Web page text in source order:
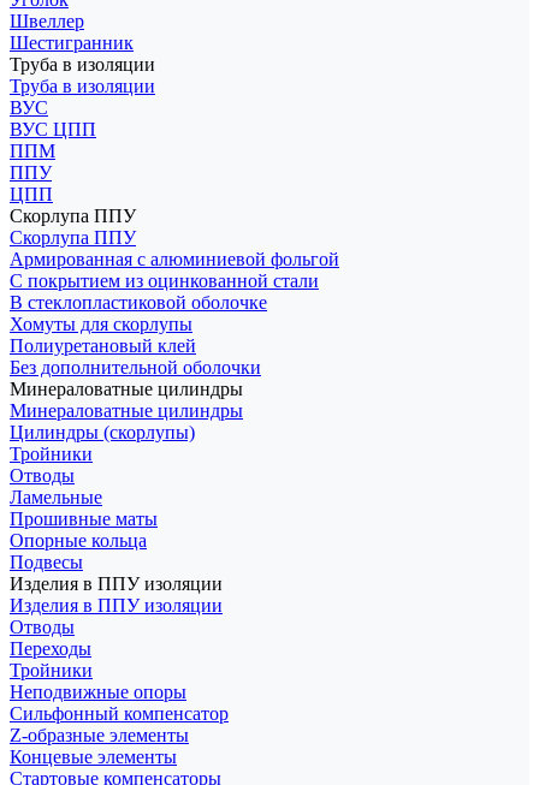
Швеллер
Шестигранник
Труба в изоляции
Труба в изоляции
ВУС
ВУС ЦПП
ППМ
ППУ
ЦПП
Скорлупа ППУ
Скорлупа ППУ
Армированная с алюминиевой фольгой
С покрытием из оцинкованной стали
В стеклопластиковой оболочке
Хомуты для скорлупы
Полиуретановый клей
Без дополнительной оболочки
Минераловатные цилиндры
Минераловатные цилиндры
Цилиндры (скорлупы)
Тройники
Отводы
Ламельные
Прошивные маты
Опорные кольца
Подвесы
Изделия в ППУ изоляции
Изделия в ППУ изоляции
Отводы
Переходы
Тройники
Неподвижные опоры
Cильфонный компенсатор
Z-образные элементы
Концевые элементы
Стартовые компенсаторы